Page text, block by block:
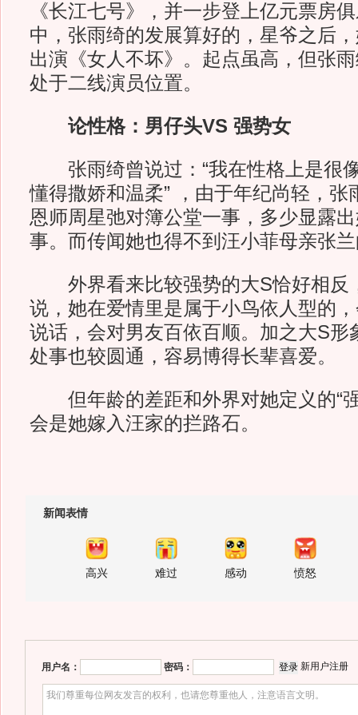
《长江七号》，并一步登上亿元票房
中，张雨绮的发展算好的，星爷之后
出演《女人不坏》。起点虽高，但张
处于二线演员位置。
论性格：男仔头VS 强势女
张雨绮曾说过：“我在性格上是很
懂得撒娇和温柔” ，由于年纪尚轻，张
恩师周星弛对簿公堂一事，多少显露
事。而传闻她也得不到汪小菲母亲张
外界看来比较强势的大S恰好相反
说，她在爱情里是属于小鸟依人型的
说话，会对男友百依百顺。加之大S形
处事也较圆通，容易博得长辈喜爱。
但年龄的差距和外界对她定义的“强
会是她嫁入汪家的拦路石。
新闻表情
高兴 难过 感动 愤怒
用户名： 密码： 新用户注册